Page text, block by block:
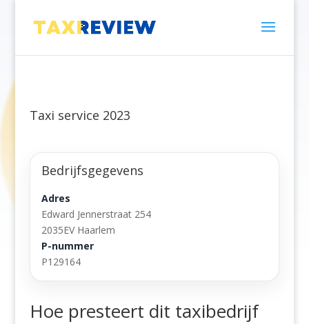
Taxi service 2023
Bedrijfsgegevens
Adres
Edward Jennerstraat 254
2035EV Haarlem
P-nummer
P129164
Hoe presteert dit taxibedrijf